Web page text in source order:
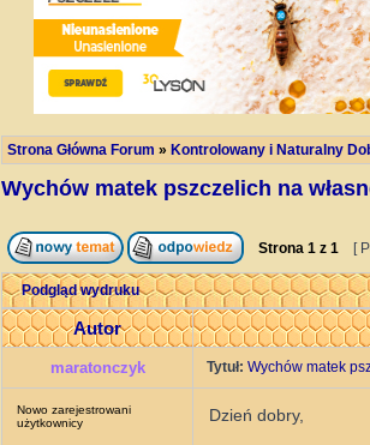
Strona Główna Forum » Kontrolowany i Naturalny
Wychów matek pszczelich na
Strona 1 z 1 [
Podgląd wydruku
Autor
maratonczyk Tytuł: Wychów matek
Nowo zarejestrowani
użytkownicy
Dzień dobry,